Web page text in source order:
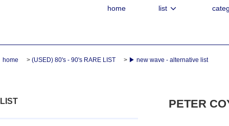
home list
home > (USED) 80's - 90's RARE LIST > ▶ new wave - alternative list
LIST PETER